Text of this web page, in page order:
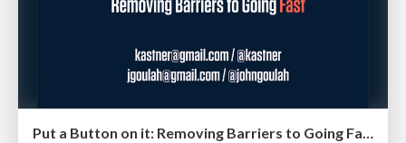
Put a Button on it: Removing Barriers to Going Fast.